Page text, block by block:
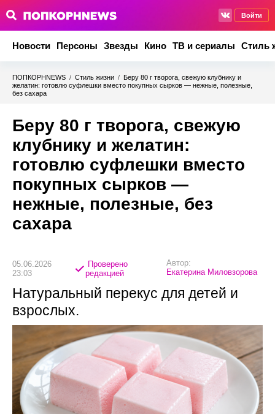
Войти
Новости Персоны Звезды Кино ТВ и сериалы Стиль
ПОПКОРНNEWS / Стиль жизни / Беру 80 г творога, свежую клубнику и
желатин: готовлю суфлешки вместо покупных сырков — нежные, полезные,
без сахара
Беру 80 г творога, свежую
клубнику и желатин:
готовлю суфлешки вместо
покупных сырков —
нежные, полезные, без
сахара
05.06.2026
23:03
Проверено
редакцией
Автор:
Екатерина Миловзорова
Натуральный перекус для детей и
взрослых.